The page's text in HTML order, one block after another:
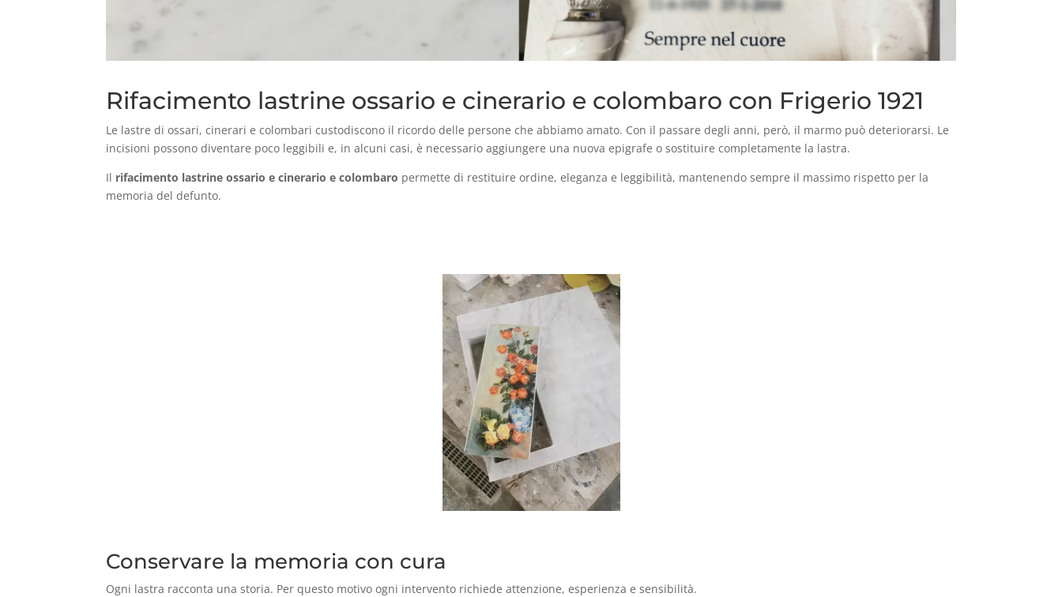
Rifacimento lastrine ossario e cinerario e colombaro con Frigerio 1921
Le lastre di ossari, cinerari e colombari custodiscono il ricordo delle persone che abbiamo amato. Con il passare degli anni, però, il marmo può deteriorarsi. Le
incisioni possono diventare poco leggibili e, in alcuni casi, è necessario aggiungere una nuova epigrafe o sostituire completamente la lastra.
Il rifacimento lastrine ossario e cinerario e colombaro permette di restituire ordine, eleganza e leggibilità, mantenendo sempre il massimo rispetto per la
memoria del defunto.
Conservare la memoria con cura
Ogni lastra racconta una storia. Per questo motivo ogni intervento richiede attenzione, esperienza e sensibilità.